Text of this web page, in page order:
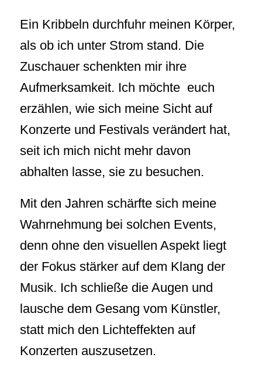
Ein Kribbeln durchfuhr meinen Körper,
als ob ich unter Strom stand. Die
Zuschauer schenkten mir ihre
Aufmerksamkeit. Ich möchte euch
erzählen, wie sich meine Sicht auf
Konzerte und Festivals verändert hat,
seit ich mich nicht mehr davon
abhalten lasse, sie zu besuchen.
Mit den Jahren schärfte sich meine
Wahrnehmung bei solchen Events,
denn ohne den visuellen Aspekt liegt
der Fokus stärker auf dem Klang der
Musik. Ich schließe die Augen und
lausche dem Gesang vom Künstler,
statt mich den Lichteffekten auf
Konzerten auszusetzen.